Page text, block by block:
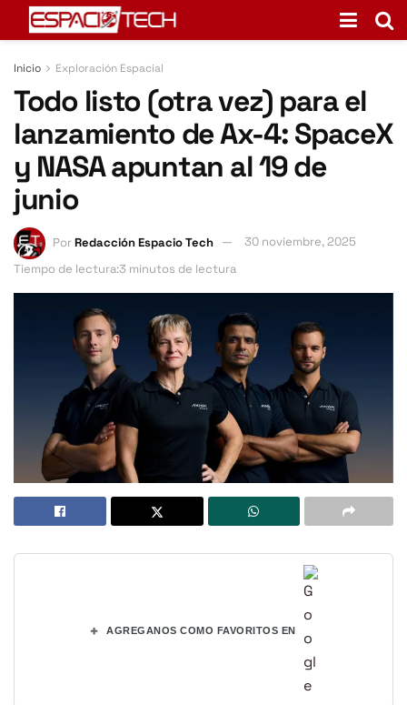
Inicio Exploración Espacial
Todo listo (otra vez) para el
lanzamiento de Ax-4: SpaceX
y NASA apuntan al 19 de
junio
PorRedacción Espacio Tech
30 noviembre, 2025
Tiempo de lectura:3 minutos de lectura
+ AGREGANOS COMO FAVORITOS EN